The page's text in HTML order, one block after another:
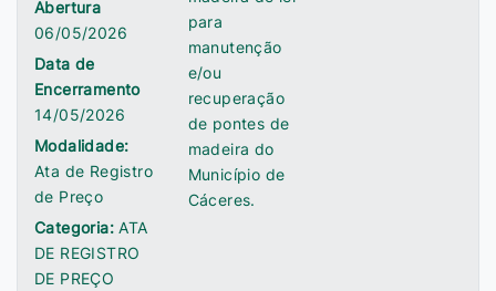
Abertura
06/05/2026
Data de
Encerramento
14/05/2026
Modalidade:
Ata de Registro
de Preço
Categoria:ATA
DE REGISTRO
DE PREÇO
para
manutenção
e/ou
recuperação
de pontes de
madeira do
Município de
Cáceres.